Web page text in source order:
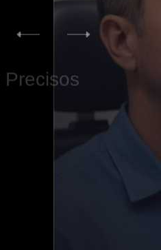
Precisos